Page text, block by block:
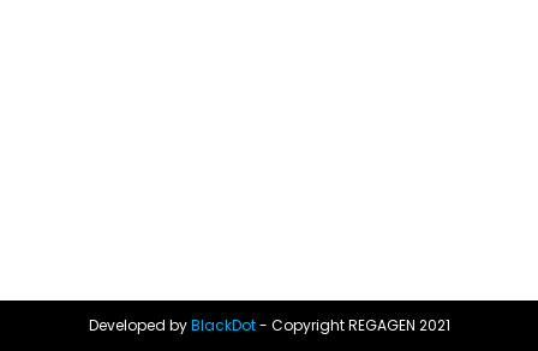
Developed byBlackDot- Copyright REGAGEN 2021